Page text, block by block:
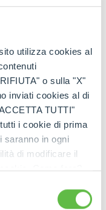
utilizza cookies al
o sulla "X"
inviati cookies al di
TUTTI"
i cookie di prima
saranno in ogni
di modificare il
Come fare?
consenso" e
Restyling,
10 Sep 2025